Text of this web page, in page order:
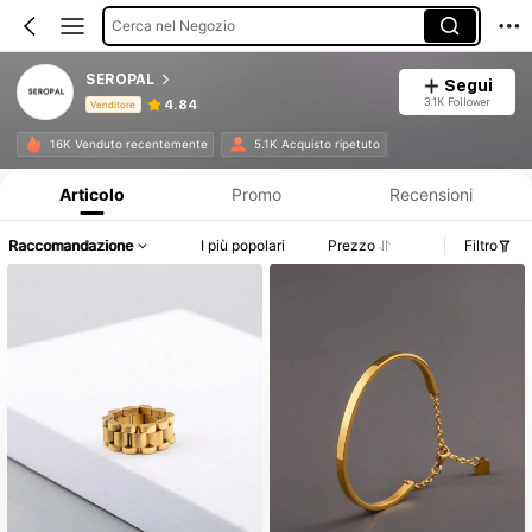
Cerca nel Negozio
SEROPAL
Venditore 4.84
Segui
3.1K Follower
16K Venduto recentemente 5.1K Acquisto ripetuto
Articolo Promo Recensioni
Raccomandazione I più popolari Prezzo Filtro